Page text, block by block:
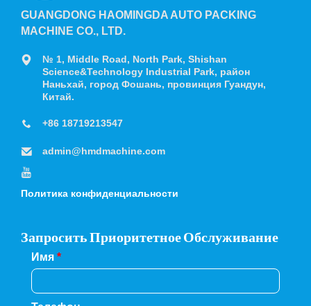
GUANGDONG HAOMINGDA AUTO PACKING
MACHINE CO., LTD.
№ 1, Middle Road, North Park, Shishan
Science&Technology Industrial Park, район
Наньхай, город Фошань, провинция Гуандун,
Китай.
+86 18719213547
admin@hmdmachine.com
Политика конфиденциальности
Запросить Приоритетное Обслуживание
Имя *